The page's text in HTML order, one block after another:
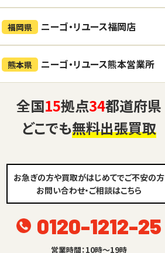
福岡県 ニーゴ・リユース福岡店
熊本県 ニーゴ・リユース熊本営業所
全国15拠点34都道府県
どこでも無料出張買取
お急ぎの方や買取がはじめてでご不安の方
お問い合わせ・ご相談はこちら
0120-1212-25
営業時間：10時～19時